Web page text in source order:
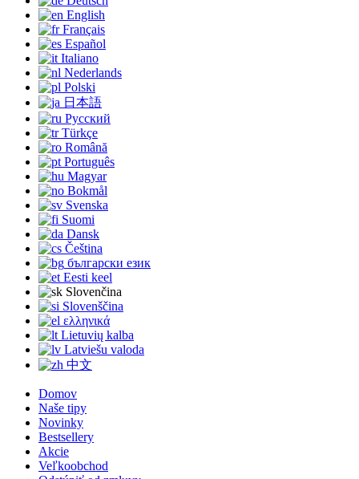
English
Français
Español
Italiano
Nederlands
Polski
日本語
Русский
Türkçe
Română
Português
Magyar
Bokmål
Svenska
Suomi
Dansk
Čeština
български език
Eesti keel
Slovenčina
Slovenščina
ελληνικά
Lietuvių kalba
Latviešu valoda
中文
Domov
Naše tipy
Novinky
Bestsellery
Akcie
Veľkoobchod